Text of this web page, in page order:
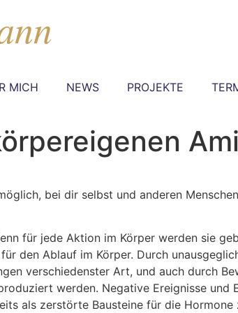
MICH NEWS PROJEKTE
bei dir selbst und anderen
für jede Aktion im Körper werden sie
den Ablauf im Körper. Durch
verschiedenster Art, und auch durch
werden. Negative Ereignisse und
als zerstörte Bausteine für die